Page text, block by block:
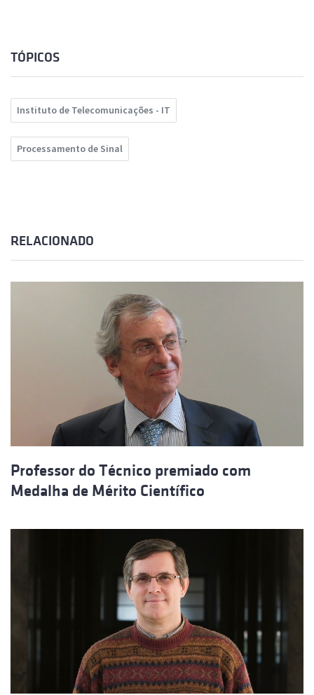
TÓPICOS
Instituto de Telecomunicações - IT
Processamento de Sinal
RELACIONADO
Professor do Técnico premiado com
Medalha de Mérito Científico